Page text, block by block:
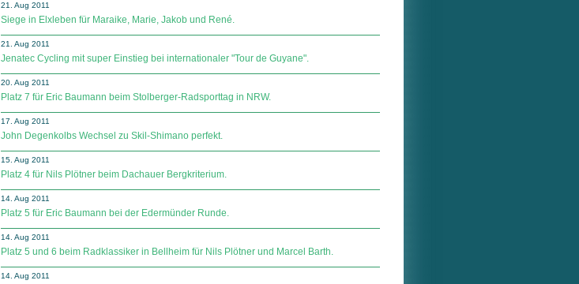
21. Aug 2011
Siege in Elxleben für Maraike, Marie, Jakob und René.
21. Aug 2011
Jenatec Cycling mit super Einstieg bei internationaler "Tour de Guyane".
20. Aug 2011
Platz 7 für Eric Baumann beim Stolberger-Radsporttag in NRW.
17. Aug 2011
John Degenkolbs Wechsel zu Skil-Shimano perfekt.
15. Aug 2011
Platz 4 für Nils Plötner beim Dachauer Bergkriterium.
14. Aug 2011
Platz 5 für Eric Baumann bei der Edermünder Runde.
14. Aug 2011
Platz 5 und 6 beim Radklassiker in Bellheim für Nils Plötner und Marcel Barth.
14. Aug 2011